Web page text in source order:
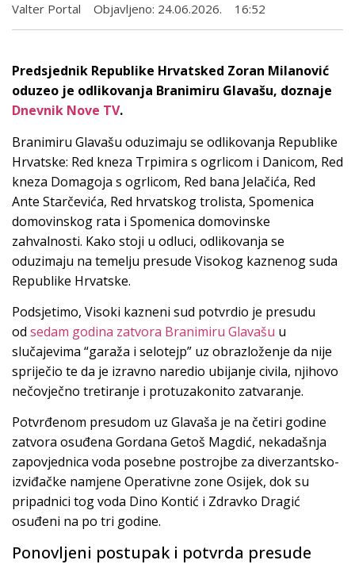
Valter Portal Objavljeno: 24.06.2026. 16:52
Predsjednik Republike Hrvatsked Zoran Milanović
oduzeo je odlikovanja Branimiru Glavašu, doznaje
Dnevnik Nove TV.
Branimiru Glavašu oduzimaju se odlikovanja Republike
Hrvatske: Red kneza Trpimira s ogrlicom i Danicom, Red
kneza Domagoja s ogrlicom, Red bana Jelačića, Red
Ante Starčevića, Red hrvatskog trolista, Spomenica
domovinskog rata i Spomenica domovinske
zahvalnosti. Kako stoji u odluci, odlikovanja se
oduzimaju na temelju presude Visokog kaznenog suda
Republike Hrvatske.
Podsjetimo, Visoki kazneni sud potvrdio je presudu
od sedam godina zatvora Branimiru Glavašu u
slučajevima “garaža i selotejp” uz obrazloženje da nije
spriječio te da je izravno naredio ubijanje civila, njihovo
nečovječno tretiranje i protuzakonito zatvaranje.
Potvrđenom presudom uz Glavaša je na četiri godine
zatvora osuđena Gordana Getoš Magdić, nekadašnja
zapovjednica voda posebne postrojbe za diverzantsko-
izviđačke namjene Operativne zone Osijek, dok su
pripadnici tog voda Dino Kontić i Zdravko Dragić
osuđeni na po tri godine.
Ponovljeni postupak i potvrda presude